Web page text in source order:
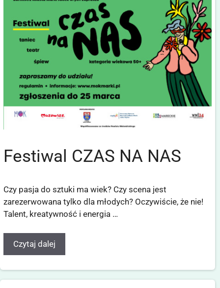
Festiwal CZAS NA NAS
Czy pasja do sztuki ma wiek? Czy scena jest
zarezerwowana tylko dla młodych? Oczywiście, że nie!
Talent, kreatywność i energia …
Czytaj dalej